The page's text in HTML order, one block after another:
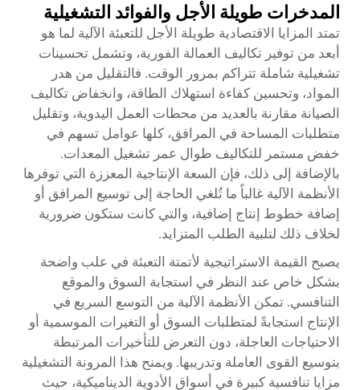
المدخرات طويلة الأجل والفوائد التشغيلية
تمتد المزايا الاقتصادية طويلة الأجل للتعبئة الآلية لما هو
أبعد من توفير تكاليف العمالة الفورية، وتشمل تحسينات
تشغيلية شاملة تتراكم بمرور الوقت. فالتقليل من هدر
المواد، وتحسين كفاءة استهلاك الطاقة، وانخفاض تكاليف
الصيانة مقارنة بالعديد من محطات العمل اليدوية، وتقليل
متطلبات المساحة في المرافق، كلها عوامل تسهم في
خفض مستمر للتكاليف طوال عمر تشغيل المعدات.
بالإضافة إلى ذلك، فإن السعة الإنتاجية المعززة التي توفرها
الأنظمة الآلية غالباً ما تُلغي الحاجة إلى توسيع المرافق أو
إضافة خطوط إنتاج إضافية، والتي كانت ستكون ضرورية
لخلاف ذلك لتلبية الطلب المتزايد.
يصبح القيمة الاستراتيجية لأتمتة التعبئة في علب واضحة
بشكل خاص عند النظر في استجابة السوق والموقع
التنافسي. تمكن الأنظمة الآلية من التوسع السريع في
الإنتاج استجابةً لمتطلبات السوق أو التغيرات الموسمية أو
الاحتياجات العاجلة، دون التعرض للتأخيرات المرتبطة
بتوسيع القوى العاملة وتدريبها. ويمنح هذا المرونة التشغيلية
مزايا تنافسية كبيرة في أسواق الأدوية الديناميكية، حيث